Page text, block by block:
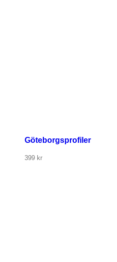
Göteborgsprofiler
399 kr